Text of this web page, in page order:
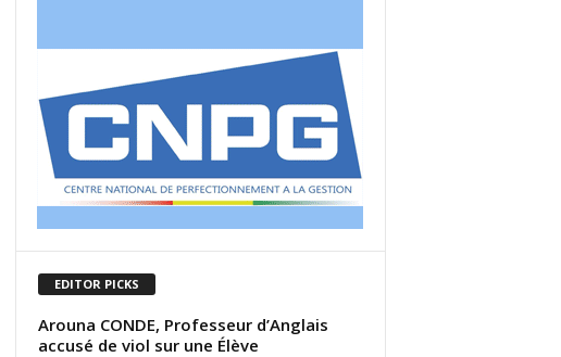
EDITOR PICKS
Arouna CONDE, Professeur d’Anglais
accusé de viol sur une Élève